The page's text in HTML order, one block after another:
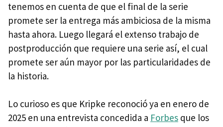
tenemos en cuenta de que el final de la serie
promete ser la entrega más ambiciosa de la misma
hasta ahora. Luego llegará el extenso trabajo de
postproducción que requiere una serie así, el cual
promete ser aún mayor por las particularidades de
la historia.
Lo curioso es que Kripke reconoció ya en enero de
2025 en una entrevista concedida a Forbes que los